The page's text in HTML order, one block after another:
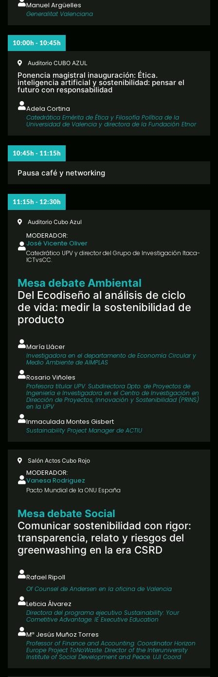
Manuel Argüelles
Generalitat Valenciana
10:00h - 10:45h
Auditorio CUBO AZUL
Ponencia magistral inauguración: Ética.
inteligencia artificial y sostenibilidad: pensar el
futuro con responsabilidad
Adela Cortina
Catedrática Emérita de Ética y Filosofía Política de la
Universidad de Valencia y directora de la Fundación Etnor
10:45h - 11:15h
Pausa café y networking
11:15h - 12:30h
Auditorio Cubo Azul
MODERADOR:
José Vicente Oliver
Catedrático UPV y director del Grupo de Investigación Itaca-
ICTvsCC.
Mesa debate Ambiental
Del Ecodiseño al análisis de ciclo
de vida: medir la sostenibilidad de
producto
María Llácer
Investigadora en el departamento de Economía Circular y
Medio Ambiente de AIMPLAS
Rosario Viñoles
Profesora titular UPV. Subdirectora Dpto. de Proyectos de
Ingeniería e Investigadora en el Centro de Investigación en
Dirección de Proyectos, Innovación y Sostenibilidad (PRINS)
en la UPV
Inmaculada Montes Gisbert
Sustainability Project Manager de ACTIU
Salón Actos Cubo Rojo
MODERADOR:
Vanesa Rodriguez
Pacto Mundial de la ONU España
Mesa debate Social
Comunicar sostenibilidad con rigor:
transparencia, relato y riesgos del
greenwashing en la era CSRD
Rafael Ripoll
Of Counsel de Andersen en la oficina de Valencia
Leticia Álvarez
Directora del programa ejecutivo Sustainability: Your
Cometitive Advantage. IE Executive Education​
Mª Jesús Muñoz Torres
Professor of Finance and Accounting. Coordinator Horizon
Europe Project ToNoWaste. Director of the Interuniversity
Institute of Social Development and Peace. UJI Coord